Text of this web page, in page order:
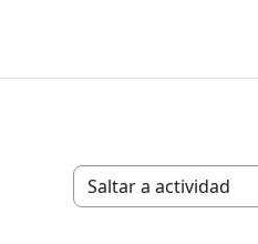
Saltar a actividad